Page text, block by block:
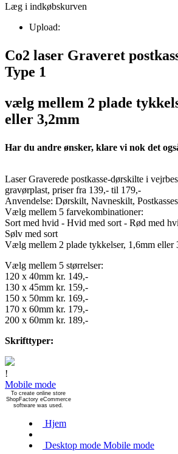
Læg i indkøbskurven
Upload:
Co2 laser Graveret
Type 1
vælg mellem 2 plade
eller 3,2mm
Har du andre ønsker, klare vi nok det
Laser Graverede postkasse-dørskilte i
gravørplast, priser fra 139,- til 179,-
Anvendelse: Dørskilt, Navneskilt,
Vælg mellem 5 farvekombinationer:
Sort med hvid - Hvid med sort - Rød med
Sølv med sort
Vælg mellem 2 plade tykkelser, 1,6mm eller
Vælg mellem 5 størrelser:
120 x 40mm kr. 149,-
130 x 45mm kr. 159,-
150 x 50mm kr. 169,-
170 x 60mm kr. 179,-
200 x 60mm kr. 189,-
Skrifttyper:
!
Mobile mode
To create online store
ShopFactory eCommerce
software was used.
Hjem
Desktop mode Mobile mode